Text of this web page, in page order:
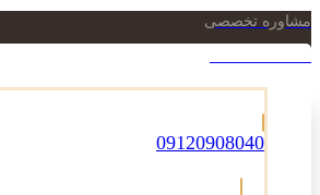
مشاوره تخصصی
09120908040